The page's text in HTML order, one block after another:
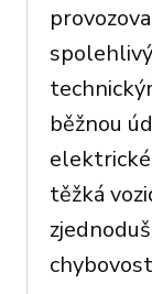
běžnou
těžká